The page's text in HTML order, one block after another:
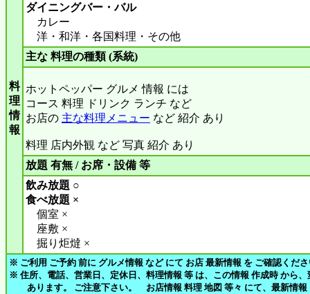
料
理
情
報
ダイニングバー・バル
カレー
洋・和洋・各国料理・その他
主な 料理の種類 (系統)
ホットペッパー グルメ 情報 には
コース 料理 ドリンク ランチ など
お店の 主な料理メニュー など 紹介 あり
料理 店内外観 など 写真 紹介 あり
放題 有無 / お席・設備 等
飲み放題 ○
食べ放題 ×
個室 ×
座敷 ×
掘り炬燵 ×
※ ご利用 ご予約 前に グルメ情報 など にて お店 最新情報 を ご確認くだ
※ 住所、電話、営業日、定休日、料理情報 等 は、この情報 作成時 から
あります。 ご注意下さい。 お店情報 料理 地図 等々 にて、最新情報